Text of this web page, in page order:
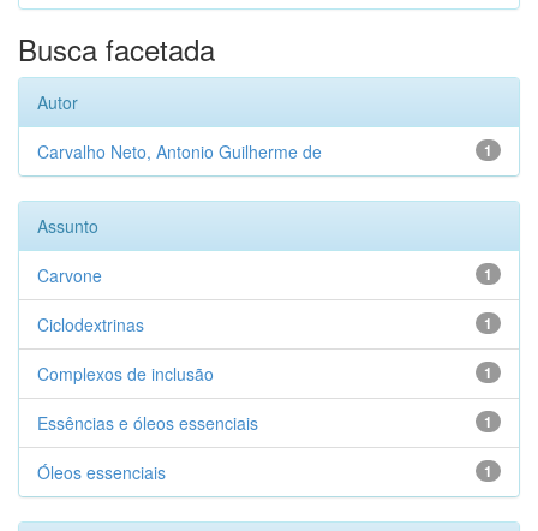
Busca facetada
Autor
1
Carvalho Neto, Antonio Guilherme de
Assunto
1
Carvone
1
Ciclodextrinas
1
Complexos de inclusão
1
Essências e óleos essenciais
1
Óleos essenciais